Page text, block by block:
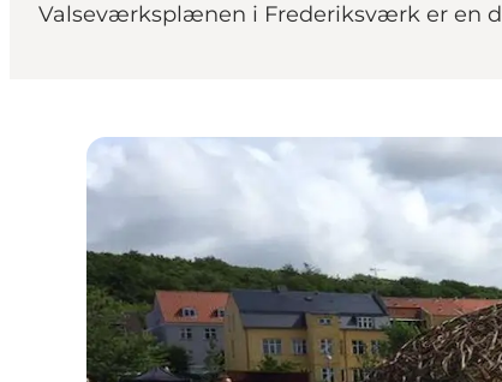
Valseværksplænen i Frederiksværk er en